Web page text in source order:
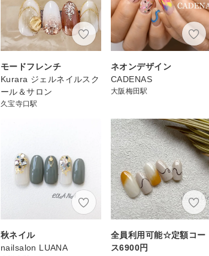
モードフレンチ
Kurara ジェルネイルスク
ール＆サロン
久宝寺口駅
ネオンデザイン
CADENAS
大阪梅田駅
秋ネイル
nailsalon LUANA
全員利用可能☆定額コー
ス6900円